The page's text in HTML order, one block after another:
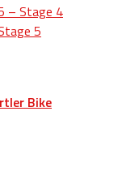
– Stage 4
5
Bike